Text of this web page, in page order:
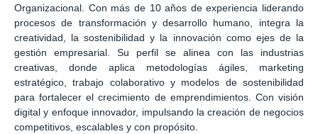
Organizacional. Con más de 10 años de experiencia liderando
procesos de transformación y desarrollo humano, integra la
creatividad, la sostenibilidad y la innovación como ejes de la
gestión empresarial. Su perfil se alinea con las industrias
creativas, donde aplica metodologías ágiles, marketing
estratégico, trabajo colaborativo y modelos de sostenibilidad
para fortalecer el crecimiento de emprendimientos. Con visión
digital y enfoque innovador, impulsando la creación de negocios
competitivos, escalables y con propósito.